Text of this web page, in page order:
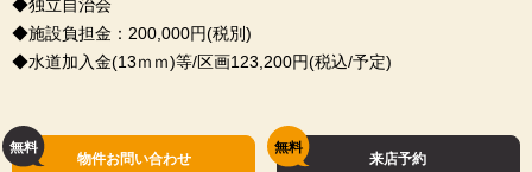
◆独立自治会
◆施設負担金：200,000円(税別)
◆水道加入金(13ｍｍ)等/区画123,200円(税込/予定)
物件お問い合わせ 来店予約